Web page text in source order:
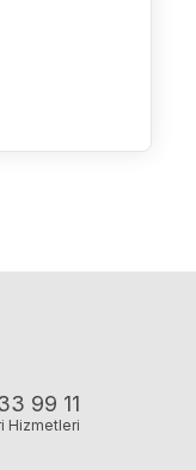
99 11
Hizmetleri